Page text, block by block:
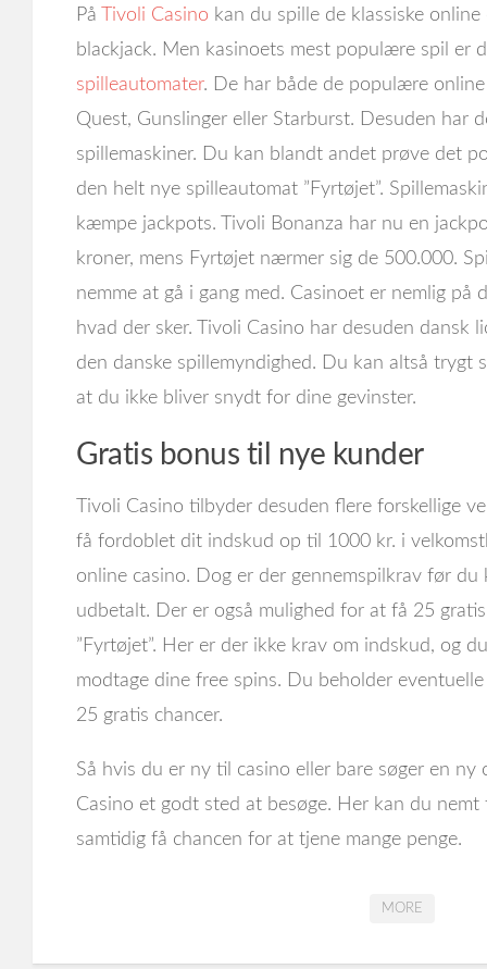
På Tivoli Casino kan du spille de klassiske
blackjack. Men kasinoets mest populære spil er
spilleautomater. De har både de populære online
Quest, Gunslinger eller Starburst. Desuden har
spillemaskiner. Du kan blandt andet prøve det
den helt nye spilleautomat ”Fyrtøjet”.
kæmpe jackpots. Tivoli Bonanza har nu en
kroner, mens Fyrtøjet nærmer sig de 500.000.
nemme at gå i gang med. Casinoet er nemlig på
hvad der sker. Tivoli Casino har desuden dansk
den danske spillemyndighed. Du kan altså trygt
at du ikke bliver snydt for dine gevinster.
Gratis bonus til nye kunder
Tivoli Casino tilbyder desuden flere forskellige
få fordoblet dit indskud op til 1000 kr. i
online casino. Dog er der gennemspilkrav før
udbetalt. Der er også mulighed for at få 25
”Fyrtøjet”. Her er der ikke krav om indskud, og
modtage dine free spins. Du beholder
25 gratis chancer.
Så hvis du er ny til casino eller bare søger en ny
Casino et godt sted at besøge. Her kan du
samtidig få chancen for at tjene mange penge.
MORE